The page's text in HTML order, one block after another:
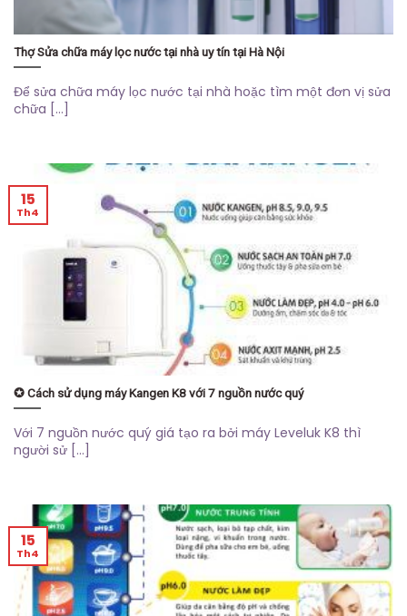
Thợ Sửa chữa máy lọc nước tại nhà uy tín tại Hà Nội
Để sửa chữa máy lọc nước tại nhà hoặc tìm một đơn vị sửa
chữa [...]
✪ Cách sử dụng máy Kangen K8 với 7 nguồn nước quý
Với 7 nguồn nước quý giá tạo ra bởi máy Leveluk K8 thì
người sử [...]
15
Th4
15
Th4